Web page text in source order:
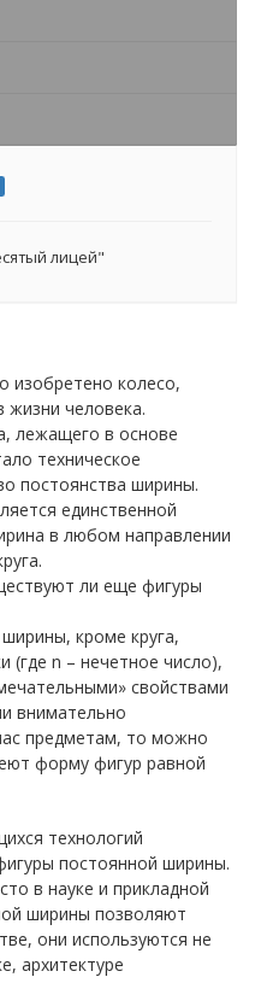
лицей"
изобретено колесо,
жизни человека.
лежащего в основе
техническое
постоянства ширины.
единственной
в любом направлении
ли еще фигуры
кроме круга,
(где n – нечетное число),
свойствами
внимательно
предметам, то можно
форму фигур равной
технологий
постоянной ширины.
в науке и прикладной
ширины позволяют
они используются не
архитектуре